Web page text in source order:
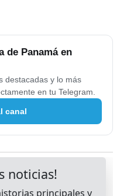
de Panamá en
destacadas y lo más
en tu Telegram.
canal